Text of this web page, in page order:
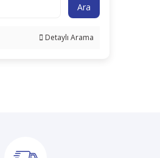
Ara
Detaylı Arama